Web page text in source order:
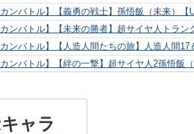
め！
スまとめ！
！
カンバトル】【義勇の戦士】孫悟飯（未来）【
カンバトル】【未来の勝者】超サイヤ人トラン
カンバトル】【人造人間たちの旅】人造人間
カンバトル】【絆の一撃】超サイヤ人2孫悟飯
ンバトル】【技巧とひらめき】クリリン【UR
ンバトル】【新たに得た好機】人造人間16号
ャラ